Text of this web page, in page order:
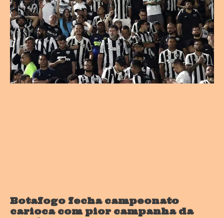
Botafogo fecha campeonato
carioca com pior campanha da